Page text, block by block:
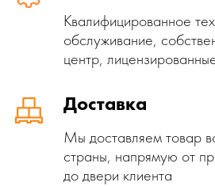
Квалифицированное
обслуживание,
центр,
Доставка
Мы доставляем товар
страны, напрямую от
до двери клиента